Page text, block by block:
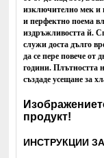
изключително мек и
и перфектно поема
издръжливостта й.
служи доста дълго
да се пере повече от
години.Плътността
създаде усещане за
продукт!
ИНСТРУКЦИИ